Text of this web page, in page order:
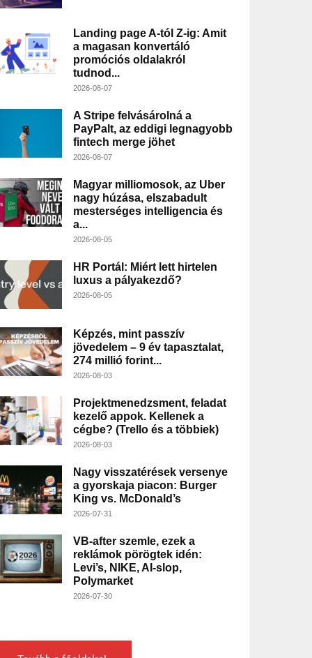
Landing page A-tól Z-ig: Amit
a magasan konvertáló
promóciós oldalakról
tudnod...
2026-08-07
A Stripe felvásárolná a
PayPalt, az eddigi legnagyobb
fintech merge jöhet
2026-08-07
Magyar milliomosok, az Uber
nagy húzása, elszabadult
mesterséges intelligencia és
a...
2026-08-05
HR Portál: Miért lett hirtelen
luxus a pályakezdő?
2026-08-05
Képzés, mint passzív
jövedelem – 9 év tapasztalat,
274 millió forint...
2026-08-03
Projektmenedzsment, feladat
kezelő appok. Kellenek a
cégbe? (Trello és a többiek)
2026-08-03
Nagy visszatérések versenye
a gyorskaja piacon: Burger
King vs. McDonald’s
2026-07-31
VB-after szemle, ezek a
reklámok pörögtek idén:
Levi’s, NIKE, AI-slop,
Polymarket
2026-07-30